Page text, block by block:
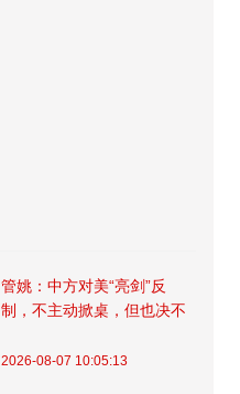
管姚：中方对美“亮剑”反
制，不主动掀桌，但也决不
2026-08-07 10:05:13